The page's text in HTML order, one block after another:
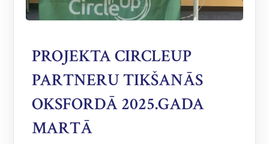
PROJEKTA CIRCLEUP
PARTNERU TIKŠANĀS
OKSFORDĀ 2025.GADA
MARTĀ